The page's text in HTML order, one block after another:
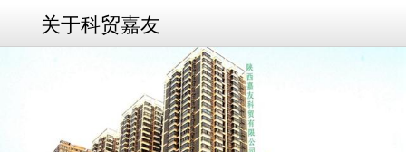
查看更多
关于科贸嘉友